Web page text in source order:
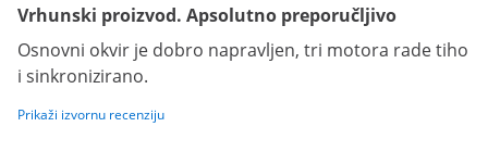
Vrhunski proizvod. Apsolutno preporučljivo
Osnovni okvir je dobro napravljen, tri motora rade tiho
i sinkronizirano.
Prikaži izvornu recenziju